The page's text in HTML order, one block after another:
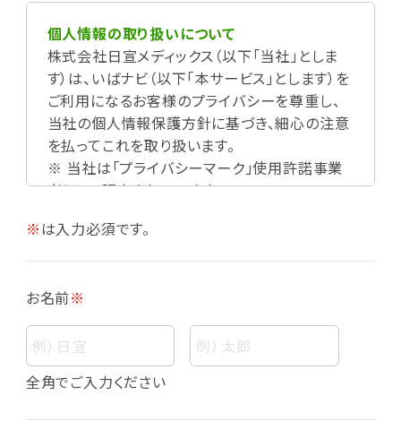
個人情報の取り扱いについて
株式会社日宣メディックス（以下「当社」としま
す）は、いばナビ（以下「本サービス」とします）を
ご利用になるお客様のプライバシーを尊重し、
当社の個人情報保護方針に基づき、細心の注意
を払ってこれを取り扱います。
※ 当社は「プライバシーマーク」使用許諾事業
者として認定されています。
個人情報
個人情報とは、お客様個人に関する情報であっ
て、当該情報を構成する氏名、住所、電話番号、
※は入力必須です。
お名前※
全角でご入力ください